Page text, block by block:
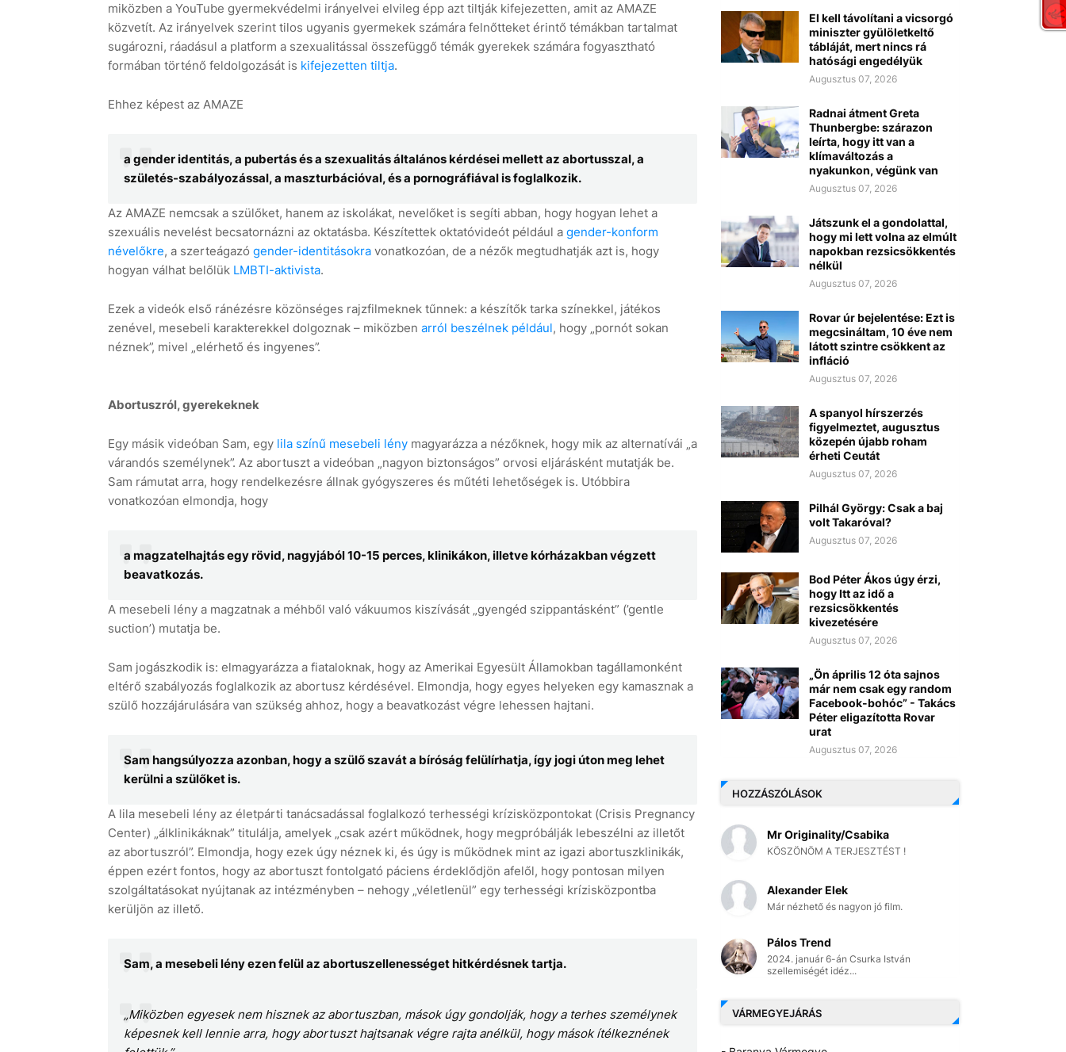
miközben a YouTube gyermekvédelmi irányelvei elvileg épp azt tiltják kifejezetten, amit az AMAZE
közvetít. Az irányelvek szerint tilos ugyanis gyermekek számára felnőtteket érintő témákban tartalmat
sugározni, ráadásul a platform a szexualitással összefüggő témák gyerekek számára fogyasztható
formában történő feldolgozását is kifejezetten tiltja.
Ehhez képest az AMAZE
a gender identitás, a pubertás és a szexualitás általános kérdései mellett az abortusszal, a
születés-szabályozással, a maszturbációval, és a pornográfiával is foglalkozik.
Az AMAZE nemcsak a szülőket, hanem az iskolákat, nevelőket is segíti abban, hogy hogyan lehet a
szexuális nevelést becsatornázni az oktatásba. Készítettek oktatóvideót például a gender-konform
névelőkre, a szerteágazó gender-identitásokravonatkozóan, de a nézők megtudhatják azt is, hogy
hogyan válhat belőlük LMBTI-aktivista.
Ezek a videók első ránézésre közönséges rajzfilmeknek tűnnek: a készítők tarka színekkel, játékos
zenével, mesebeli karakterekkel dolgoznak – miközben arról beszélnek például, hogy „pornót sokan
néznek”, mivel „elérhető és ingyenes”.
Abortuszról, gyerekeknek
Egy másik videóban Sam, egy lila színű mesebeli lénymagyarázza a nézőknek, hogy mik az alternatívái „a
várandós személynek”. Az abortuszt a videóban „nagyon biztonságos” orvosi eljárásként mutatják be.
Sam rámutat arra, hogy rendelkezésre állnak gyógyszeres és műtéti lehetőségek is. Utóbbira
vonatkozóan elmondja, hogy
a magzatelhajtás egy rövid, nagyjából 10-15 perces, klinikákon, illetve kórházakban végzett
beavatkozás.
A mesebeli lény a magzatnak a méhből való vákuumos kiszívását „gyengéd szippantásként” (’gentle
suction’) mutatja be.
Sam jogászkodik is: elmagyarázza a fiataloknak, hogy az Amerikai Egyesült Államokban tagállamonként
eltérő szabályozás foglalkozik az abortusz kérdésével. Elmondja, hogy egyes helyeken egy kamasznak a
szülő hozzájárulására van szükség ahhoz, hogy a beavatkozást végre lehessen hajtani.
Sam hangsúlyozza azonban, hogy a szülő szavát a bíróság felülírhatja, így jogi úton meg lehet
kerülni a szülőket is.
A lila mesebeli lény az életpárti tanácsadással foglalkozó terhességi krízisközpontokat (Crisis Pregnancy
Center) „álklinikáknak” titulálja, amelyek „csak azért működnek, hogy megpróbálják lebeszélni az illetőt
az abortuszról”. Elmondja, hogy ezek úgy néznek ki, és úgy is működnek mint az igazi abortuszklinikák,
éppen ezért fontos, hogy az abortuszt fontolgató páciens érdeklődjön afelől, hogy pontosan milyen
szolgáltatásokat nyújtanak az intézményben – nehogy „véletlenül” egy terhességi krízisközpontba
kerüljön az illető.
Sam, a mesebeli lény ezen felül az abortuszellenességet hitkérdésnek tartja.
„Miközben egyesek nem hisznek az abortuszban, mások úgy gondolják, hogy a terhes személynek
képesnek kell lennie arra, hogy abortuszt hajtsanak végre rajta anélkül, hogy mások ítélkeznének
El kell távolítani a vicsorgó
miniszter gyülöletkeltő
tábláját, mert nincs rá
hatósági engedélyük
Augusztus 07, 2026
Radnai átment Greta
Thunbergbe: szárazon
leírta, hogy itt van a
klímaváltozás a
nyakunkon, végünk van
Augusztus 07, 2026
Játszunk el a gondolattal,
hogy mi lett volna az elmúlt
napokban rezsicsökkentés
nélkül
Augusztus 07, 2026
Rovar úr bejelentése: Ezt is
megcsináltam, 10 éve nem
látott szintre csökkent az
infláció
Augusztus 07, 2026
A spanyol hírszerzés
figyelmeztet, augusztus
közepén újabb roham
érheti Ceutát
Augusztus 07, 2026
Pilhál György: Csak a baj
volt Takaróval?
Augusztus 07, 2026
Bod Péter Ákos úgy érzi,
hogy Itt az idő a
rezsicsökkentés
kivezetésére
Augusztus 07, 2026
„Ön április 12 óta sajnos
már nem csak egy random
Facebook-bohóc” - Takács
Péter eligazította Rovar
urat
Augusztus 07, 2026
HOZZÁSZÓLÁSOK
Mr Originality/Csabika
KÖSZÖNÖM A TERJESZTÉST !
Alexander Elek
Már nézhető és nagyon jó film.
Pálos Trend
2024. január 6-án Csurka István
szellemiségét idéz...
VÁRMEGYEJÁRÁS